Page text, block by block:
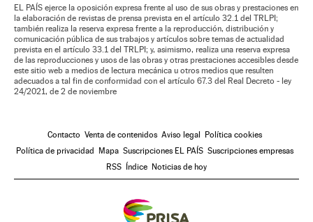
EL PAÍS ejerce la oposición expresa frente al uso de sus obras y prestaciones en
la elaboración de revistas de prensa prevista en el artículo 32.1 del TRLPI;
también realiza la reserva expresa frente a la reproducción, distribución y
comunicación pública de sus trabajos y artículos sobre temas de actualidad
prevista en el artículo 33.1 del TRLPI; y, asimismo, realiza una reserva expresa
de las reproducciones y usos de las obras y otras prestaciones accesibles desde
este sitio web a medios de lectura mecánica u otros medios que resulten
adecuados a tal fin de conformidad con el artículo 67.3 del Real Decreto - ley
24/2021, de 2 de noviembre
Contacto Venta de contenidos Aviso legal
Política cookies
Política de privacidad
Mapa Suscripciones EL PAÍS Suscripciones empresas
RSS
Índice Noticias de hoy